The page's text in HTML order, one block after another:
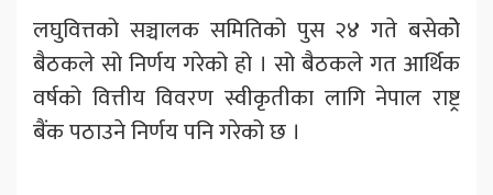
लघुवित्तको सञ्चालक समितिको पुस २४ गते बसेकोे
बैठकले सो निर्णय गरेको हो । सो बैठकले गत आर्थिक
वर्षको वित्तीय विवरण स्वीकृतीका लागि नेपाल राष्ट्र
बैंक पठाउने निर्णय पनि गरेको छ ।